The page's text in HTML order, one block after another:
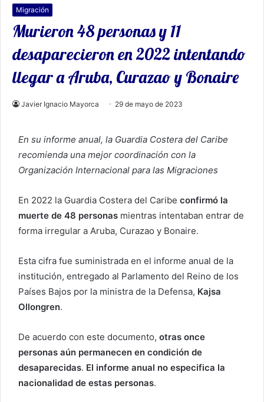
Migración
Murieron 48 personas y 11
desaparecieron en 2022 intentando
llegar a Aruba, Curazao y Bonaire
Javier Ignacio Mayorca 29 de mayo de 2023
En su informe anual, la Guardia Costera del Caribe
recomienda una mejor coordinación con la
Organización Internacional para las Migraciones
En 2022 la Guardia Costera del Caribe confirmó la
muerte de 48 personas mientras intentaban entrar de
forma irregular a Aruba, Curazao y Bonaire.
Esta cifra fue suministrada en el informe anual de la
institución, entregado al Parlamento del Reino de los
Países Bajos por la ministra de la Defensa, Kajsa
Ollongren.
De acuerdo con este documento, otras once
personas aún permanecen en condición de
desaparecidas. El informe anual no especifica la
nacionalidad de estas personas.